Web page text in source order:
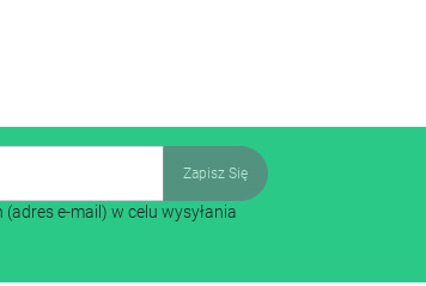
e-mail) w celu wysyłania